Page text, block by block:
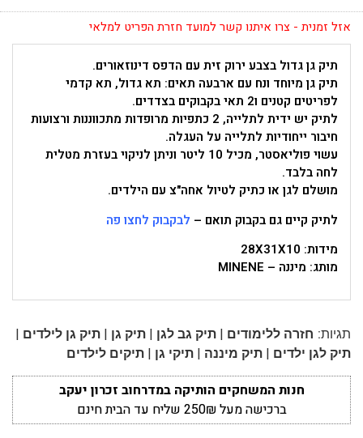
אזל זמנית - צרו איתנו קשר למועד חזרת הפריט למלאי
תיק גן גדול בצבע ירוק זית עם הדפס דינוזאורים.
תיק גן מיוחד ונח עם ארבעה תאים: תא גדול, תא קדמי
לפריטים קטנים ו2 תאי בקבוקים בצדדים.
לתיק יש ידית לתלייה, 2 כתפיות מרופדות מתכווננות ורצועות
חיבור ייחודיות לתלייה על העגלה.
עשוי פוליאסטר, מכיל 10 ליטר וניתן לניקוי בעזרת מטלית
לחה בלבד.
מושלם לגן או כתיק לטיול אחה"צ עם הילדים.
לתיק קיים גם בקבוק תואם – לבקבוק לחצו פה
מידות: 28X31X10
מותג: מיננה – MINENE
תגיות: חזרה ללימודים | תיק גב לגן | תיק גן | תיק גן לילדים |
תיק לגן ילדים | תיק מיננה | תיקי גן | תיקים לילדים
חנות המשחקים הותיקה במדרחוב זכרון יעקב
ברכישה מעל 250₪ שליח עד הבית חינם